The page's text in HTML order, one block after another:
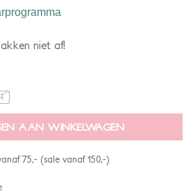
niet af!
AAN WINKELWAGEN
75,- (sale vanaf 150,-)